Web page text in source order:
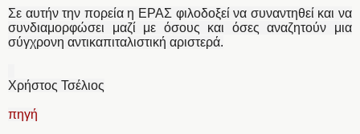
Σε αυτήν την πορεία η ΕΡΑΣ φιλοδοξεί να συναντηθεί και να
συνδιαμορφώσει μαζί με όσους και όσες αναζητούν μια
σύγχρονη αντικαπιταλιστική αριστερά.
Χρήστος Τσέλιος
πηγή